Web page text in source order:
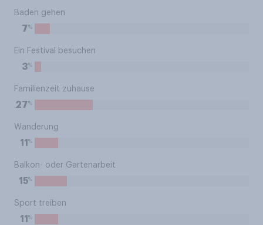
Baden gehen
7%
Ein Festival besuchen
3%
Familienzeit zuhause
27%
Wanderung
11 %
Balkon- oder Gartenarbeit
15%
Sport treiben
11 %